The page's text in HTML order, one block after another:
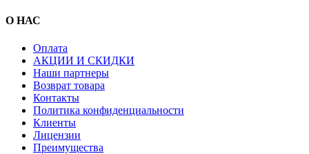
О НАС
Оплата
АКЦИИ И СКИДКИ
Наши партнеры
Возврат товара
Контакты
Политика конфиденциальности
Клиенты
Лицензии
Преимущества